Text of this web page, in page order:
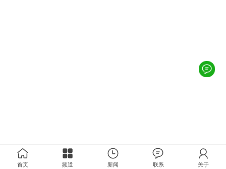
首页 频道 新闻 联系 关于